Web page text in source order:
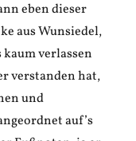
eben dieser
aus Wunsiedel,
verlassen
verstanden hat,
und
auf’s